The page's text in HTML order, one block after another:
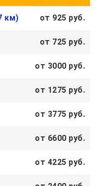
км) от 925 руб.
от 725 руб.
от 3000 руб.
от 1275 руб.
от 3775 руб.
от 6600 руб.
от 4225 руб.